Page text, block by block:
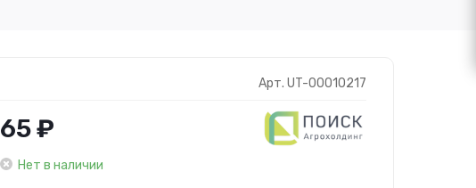
Арт. UT-00010217
65 ₽
Нет в наличии